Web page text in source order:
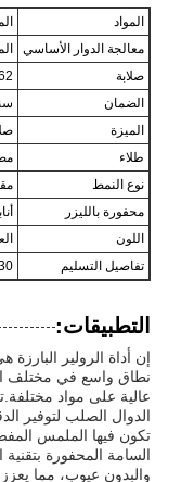
المواد
معالجة الدوار الأساسي
صلابة
الضمان
الميزة
طلاء
نوع النمط
محفورة بالليزر
اللون
تفاصيل التسليم
30 يوماً
التطبيقات:
إن أداة الرولير
نطاق واسع في مختلف
عالية على مواد
الدوال الصلب لتوفير
تكون فيها الملمس
السامة المحفورة بتقنية
والبدون عيوب، مما يعزز